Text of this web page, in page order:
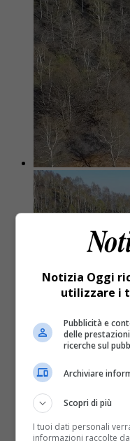
Attualità
In volo sopra
l’incendio: il
Notizia Oggi
utilizzare i
Pubblicità e
delle
ricerche sul
Archiviare
Scopri di più
I tuoi dati personali
informazioni raccolte